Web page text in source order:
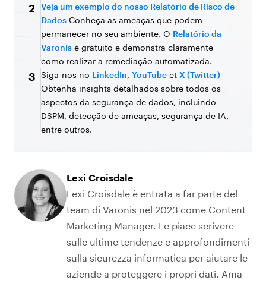
2
Veja um exemplo do nosso Relatório de Risco de
Dados Conheça as ameaças que podem
permanecer no seu ambiente. O Relatório da
Varonis é gratuito e demonstra claramente
como realizar a remediação automatizada.
3 Siga-nos no LinkedIn, YouTube et X (Twitter)
Obtenha insights detalhados sobre todos os
aspectos da segurança de dados, incluindo
DSPM, detecção de ameaças, segurança de IA,
entre outros.
Lexi Croisdale
Lexi Croisdale è entrata a far parte del
team di Varonis nel 2023 come Content
Marketing Manager. Le piace scrivere
sulle ultime tendenze e approfondimenti
sulla sicurezza informatica per aiutare le
aziende a proteggere i propri dati. Ama